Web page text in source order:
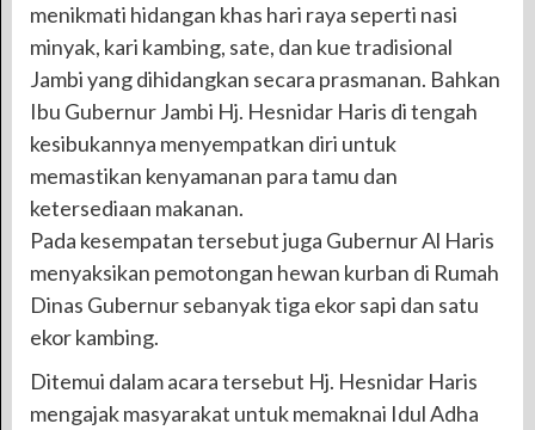
menikmati hidangan khas hari raya seperti nasi
minyak, kari kambing, sate, dan kue tradisional
Jambi yang dihidangkan secara prasmanan. Bahkan
Ibu Gubernur Jambi Hj. Hesnidar Haris di tengah
kesibukannya menyempatkan diri untuk
memastikan kenyamanan para tamu dan
ketersediaan makanan.
Pada kesempatan tersebut juga Gubernur Al Haris
menyaksikan pemotongan hewan kurban di Rumah
Dinas Gubernur sebanyak tiga ekor sapi dan satu
ekor kambing.
Ditemui dalam acara tersebut Hj. Hesnidar Haris
mengajak masyarakat untuk memaknai Idul Adha